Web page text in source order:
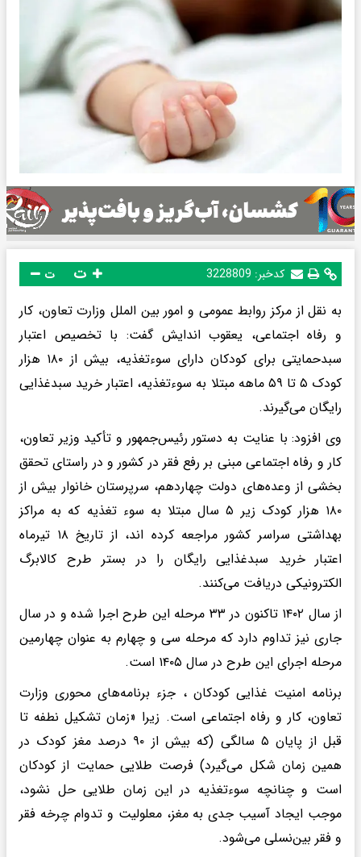
کدخبر: 3228809 ت
به نقل از مرکز روابط عمومی و امور بین الملل وزارت تعاون، کار
و رفاه اجتماعی، یعقوب اندایش گفت: با تخصیص اعتبار
سبدحمایتی برای کودکان دارای سوءتغذیه، بیش از ۱۸۰ هزار
کودک ۵ تا ۵۹ ماهه مبتلا به سوءتغذیه، اعتبار خرید سبدغذایی
رایگان می‌گیرند.
وی افزود: با عنایت به دستور رئیس‌جمهور و تأکید وزیر تعاون،
کار و رفاه اجتماعی مبنی‌ بر رفع فقر در کشور و در راستای تحقق
بخشی از وعده‌های دولت چهاردهم، سرپرستان خانوار بیش از
۱۸۰ هزار کودک زیر ۵ سال مبتلا به سوء تغذیه که به مراکز
بهداشتی سراسر کشور مراجعه کرده اند، از تاریخ ۱۸ تیرماه
اعتبار خرید سبدغذایی رایگان را در بستر طرح کالابرگ
الکترونیکی دریافت می‌کنند.
از سال ۱۴۰۲ تاکنون در ۳۳ مرحله این طرح اجرا شده و در سال
جاری نیز تداوم دارد که مرحله سی و چهارم به عنوان چهارمین
مرحله اجرای این طرح در سال ۱۴۰۵ است.
برنامه‌ امنیت غذایی کودکان ، جزء برنامه‌های محوری وزارت
تعاون، کار و رفاه اجتماعی است. زیرا «زمان تشکیل نطفه تا
قبل از پایان ۵ سالگی (که بیش از ۹۰ درصد مغز کودک در
همین زمان شکل می‌گیرد) فرصت طلایی حمایت از کودکان
است و چنانچه سوء‌تغذیه در این زمان طلایی حل نشود،
موجب ایجاد آسیب جدی به مغز، معلولیت و تدوام چرخه فقر
و فقر بین‌نسلی می‌شود.